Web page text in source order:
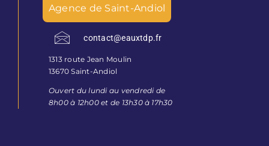
Agence de Saint-Andiol
contact@eauxtdp.fr
1313 route Jean Moulin
13670 Saint-Andiol
Ouvert du lundi au vendredi de
8h00 à 12h00 et de 13h30 à 17h30